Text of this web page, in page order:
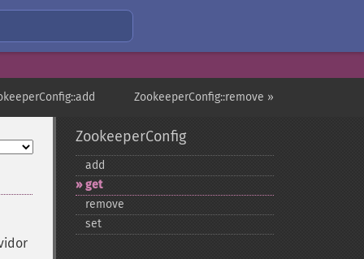
ZookeeperConfig::remove »
ZookeeperConfig
add
get
remove
set